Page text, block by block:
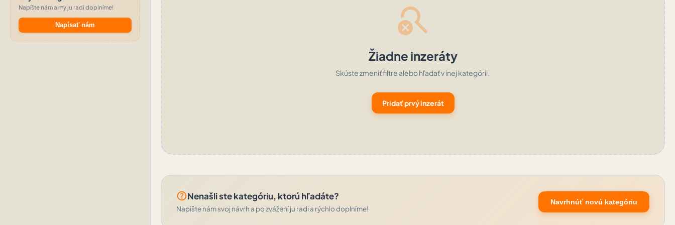
Napíšte nám a my ju radi doplníme!
Napísať nám search_off
Žiadne inzeráty
Skúste zmeniť filtre alebo hľadať v inej kategórii.
Pridať prvý inzerát
help_outlineNenašli ste kategóriu, ktorú hľadáte?
Napíšte nám svoj návrh a po zvážení ju radi a rýchlo doplníme!
Navrhnúť novú kategóriu